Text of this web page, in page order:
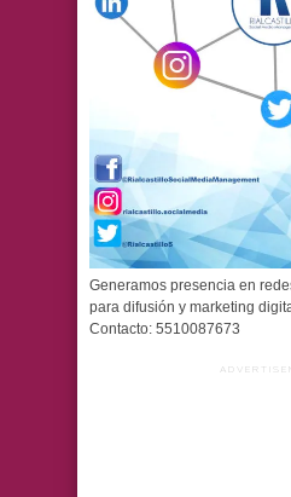
Generamos presencia en
para difusión y marketing
Contacto: 5510087673